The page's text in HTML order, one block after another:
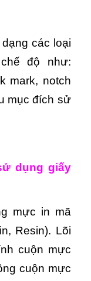
các loại
độ như:
mark, notch
mục đích sử
dụng giấy
mực in mã
Resin). Lõi
cuộn mực
cuộn mực